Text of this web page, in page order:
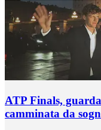
ATP Finals,
camminata da